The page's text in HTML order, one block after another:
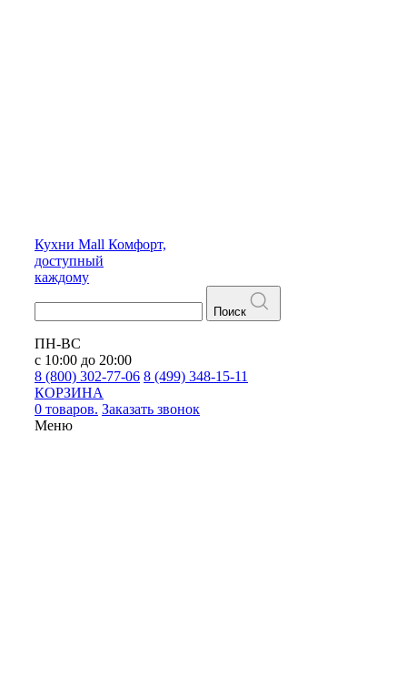
Кухни Mall Комфорт,
доступный
каждому
Поиск
ПН-ВС
с 10:00 до 20:00
8 (800) 302-77-06 8 (499) 348-15-11
КОРЗИНА
0 товаров. Заказать звонок
Меню